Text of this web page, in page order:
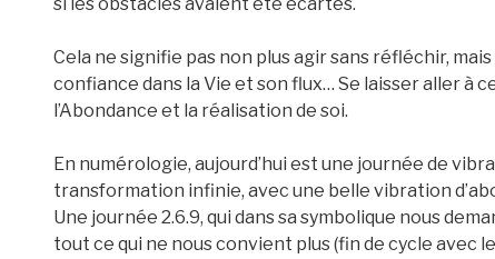
Cela ne signifie pas non plus agir sans réfléchir,
confiance dans la Vie et son flux… Se laisser aller à
l’Abondance et la réalisation de soi.
En numérologie, aujourd’hui est une journée de
transformation infinie, avec une belle vibration
Une journée 2.6.9, qui dans sa symbolique nous
tout ce qui ne nous convient plus (fin de cycle avec